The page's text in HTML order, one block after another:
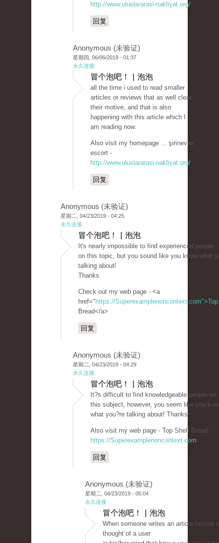
http://www.uluslararasi-nakliyat.org/
回复
Anonymous (未验证)
星期四, 06/06/2019 - 01:37
永久连接
冒个泡吧！ | 泡泡
all the time i used to read smaller
articles or reviews that as well clear
their motive, and that is also
happening with this article which I
am reading now.
Also visit my homepage ... şirinevler
escort -
http://www.uluslararasi-nakliyat.org/
回复
Anonymous (未验证)
星期二, 04/23/2019 - 04:25
永久连接
冒个泡吧！ | 泡泡
It's nearly impossible to find experienced people
on this topic, but you sound like you know what
talking about!
Thanks
Check out my web page - <a
href=" https://Superexamplenoncontext.com">Top
Bread</a>
回复
Anonymous (未验证)
星期二, 04/23/2019 - 04:29
永久连接
冒个泡吧！ | 泡泡
It?s difficult to find knowledgeable people on
this subject, however, you seem like you
what you?re talking about! Thanks
Also visit my web page - Top Shelf Bread -
https://Superexamplenoncontext.com
回复
Anonymous (未验证)
星期二, 04/23/2019 - 05:04
永久连接
冒个泡吧！ | 泡泡
When someone writes an article he/she
thought of a user